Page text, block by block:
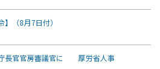
】（8月7日付）
長官官房審議官に 厚労省人事